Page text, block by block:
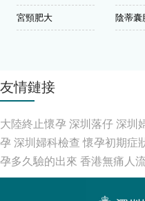
宮頸肥大
陰蒂囊
友情鏈接
大陸終止懷孕 深圳落仔深圳
孕 深圳婦科檢查 懷孕初期症
孕多久驗的出來 香港無痛人